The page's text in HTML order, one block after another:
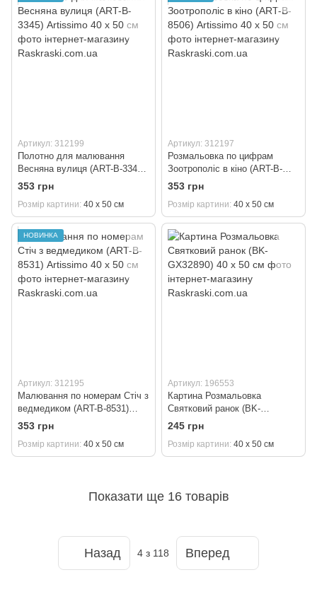
Артикул: 312199
Полотно для малювання
Весняна вулиця (ART-B-3345)
Artissimo 40 х 50 см
353 грн
Розмір картини 40 х 50 см
Артикул: 312197
Розмальовка по цифрам
Зоотрополіс в кіно (ART-B-
8506) Artissimo 40 х 50 см
353 грн
Розмір картини 40 х 50 см
НОВИНКА
Артикул: 312195
Малювання по номерам Стіч з
ведмедиком (ART-B-8531)
Artissimo 40 х 50 см
353 грн
Розмір картини 40 х 50 см
Артикул: 196553
Картина Розмальовка
Святковий ранок (BK-
GX32890) 40 х 50 см
245 грн
Розмір картини 40 х 50 см
Показати ще 16 товарів
Назад 4 з 118 Вперед